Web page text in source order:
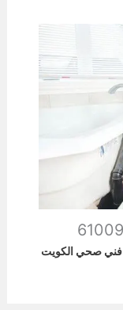
فني صحي الكويت